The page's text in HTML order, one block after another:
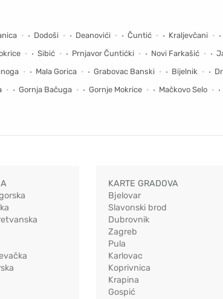
Dodoši Deanovići Čuntić
Kraljevčani
Sibić Prnjavor Čuntićki Novi Farkašić
Mala Gorica Grabovac Banski Bijelnik
Gornja Bačuga Gornje Mokrice
Mačkovo Selo
KARTE GRADOVA
Bjelovar
Slavonski brod
Dubrovnik
Zagreb
Pula
Karlovac
Koprivnica
Krapina
Gospić